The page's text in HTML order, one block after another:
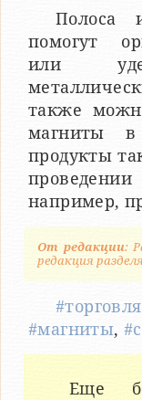
Полоса
помогут
или
также
магниты
продукты
например,
От редакции:
редакция
#торговля
#магниты,
Еще